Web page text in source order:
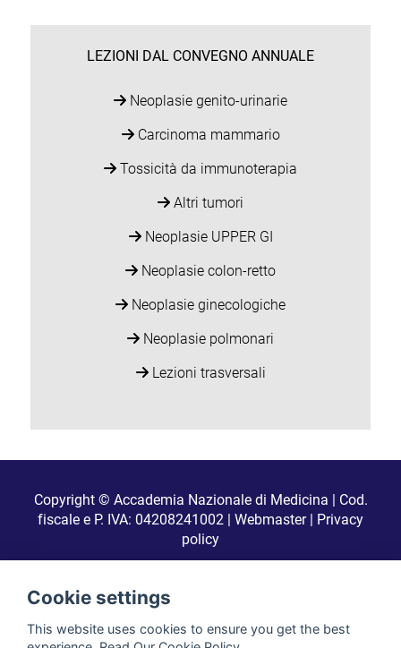
LEZIONI DAL CONVEGNO ANNUALE
Neoplasie genito-urinarie
Carcinoma mammario
Tossicità da immunoterapia
Altri tumori
Neoplasie UPPER GI
Neoplasie colon-retto
Neoplasie ginecologiche
Neoplasie polmonari
Lezioni trasversali
Copyright © Accademia Nazionale di Medicina | Cod.
fiscale e P. IVA: 04208241002 | Webmaster| Privacy
policy
Font logo di oNline Web Fontslicenziato secondo CC BY 4.0
Cookie settings
This website uses cookies to ensure you get the best